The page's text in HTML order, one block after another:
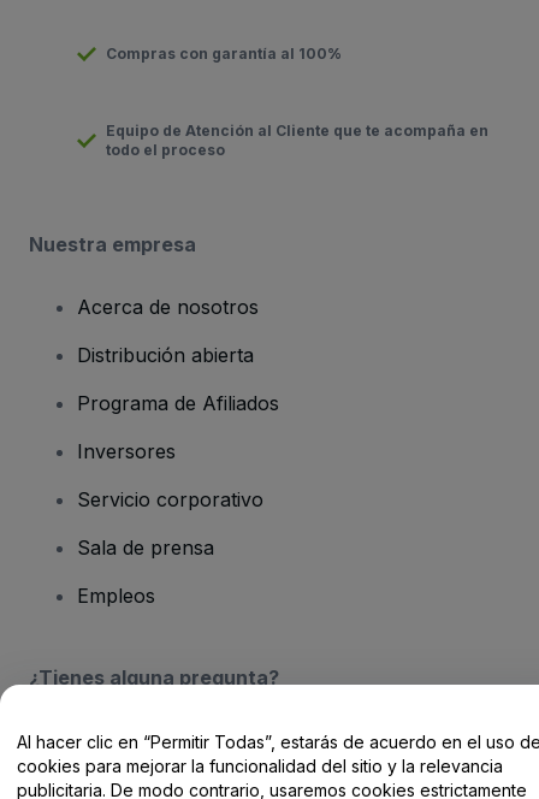
Compras con garantía al 100%
Equipo de Atención al Cliente que te acompaña en
todo el proceso
Nuestra empresa
Acerca de nosotros
Distribución abierta
Programa de Afiliados
Inversores
Servicio corporativo
Sala de prensa
Empleos
¿Tienes alguna pregunta?
Centro de Ayuda / Contacto
Al hacer clic en “Permitir Todas”, estarás de acuerdo en el uso
cookies para mejorar la funcionalidad del sitio y la relevancia
publicitaria. De modo contrario, usaremos cookies estrictamente